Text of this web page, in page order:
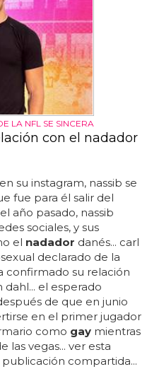
LA NFL SE SINCERA
con el nadador
su instagram, nassib se
fue para él salir del
año pasado, nassib
sociales, y sus
el nadador danés... carl
declarado de la
confirmado su relación
el esperado
de que en junio
en el primer jugador
como gay mientras
las vegas... ver esta
compartida...